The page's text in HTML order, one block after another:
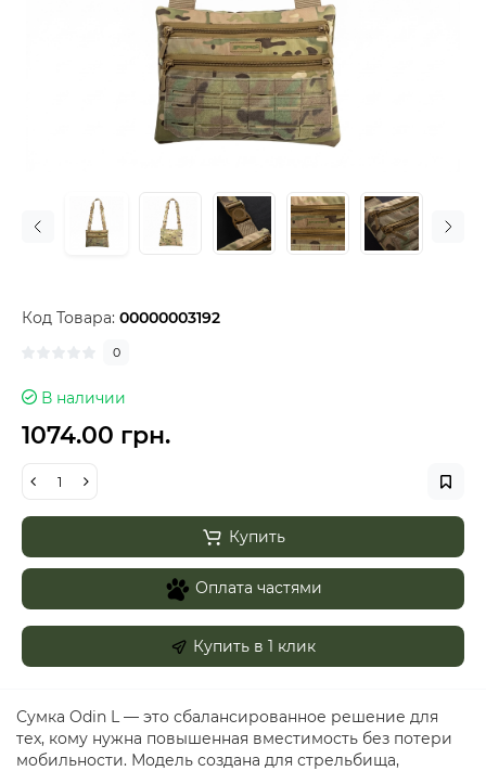
Код Товара: 00000003192
0
В наличии
1074.00 грн.
Купить
Оплата частями
Купить в 1 клик
Сумка Odin L — это сбалансированное решение для
тех, кому нужна повышенная вместимость без потери
мобильности. Модель создана для стрельбища,